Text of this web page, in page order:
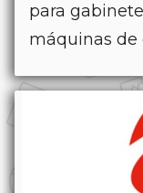
para
máquinas de